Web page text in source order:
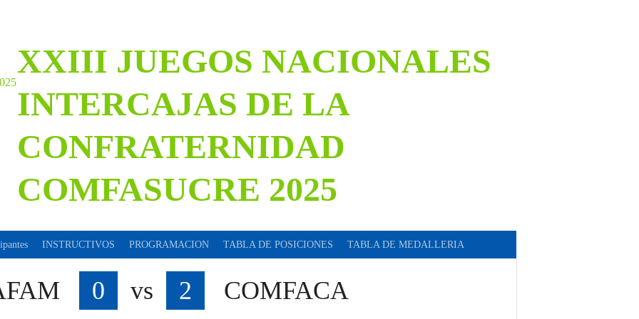
XXIII JUEGOS NACIONALES
INTERCAJAS DE LA
CONFRATERNIDAD
COMFASUCRE 2025
INSTRUCTIVOS PROGRAMACION TABLA DE POSICIONES TABLA DE MEDALLERIA
0 vs 2 COMFACA